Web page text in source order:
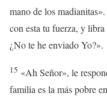
mano de los madianitas».
con esta tu fuerza, y
¿No te he enviado Yo?».
15 «Ah Señor», le
familia es la más pobre